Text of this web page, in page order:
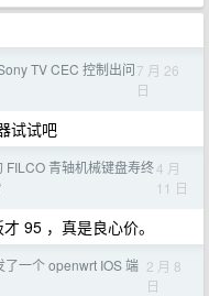
TV CEC 控制出问7 月 26
日
试试吧
FILCO 青轴机械键盘寿终4 月
11 日
95 ，真是良心价。
了一个 openwrt IOS 端 2 月 8
日